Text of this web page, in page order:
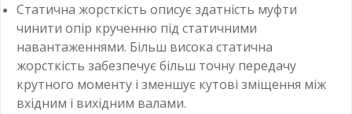
Статична жорсткість описує здатність муфти
чинити опір крученню під статичними
навантаженнями. Більш висока статична
жорсткість забезпечує більш точну передачу
крутного моменту і зменшує кутові зміщення між
вхідним і вихідним валами.